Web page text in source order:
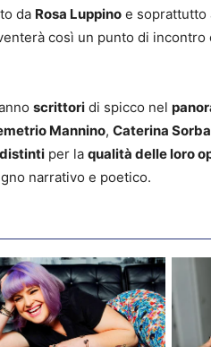
da Rosa Luppino e soprattutto
così un punto di
scrittori di spicco nel
Mannino, Caterina
distinti per la qualità delle loro
narrativo e poetico.